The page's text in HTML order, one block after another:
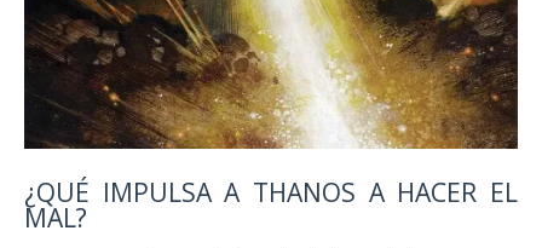
¿QUÉ IMPULSA A THANOS A HACER EL
MAL?